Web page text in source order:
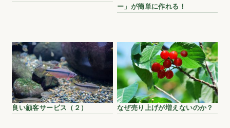
ー」が簡単に作れる！
良い顧客サービス（２） なぜ売り上げが増えないのか？